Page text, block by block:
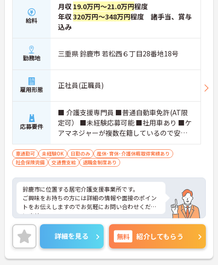
給料
月収 19.0万円～21.0万円程度
年収320万円～348万円程度 諸手当、賞与
込み
勤務地 三重県 鈴鹿市 若松西６丁目28番地18号
雇用形態 正社員(正職員)
応募要件
■ 介護支援専門員 ■普通自動車免許(AT限
定可） ■未経験応募可能 ■社用車あり ■ケ
アマネジャーが複数在籍しているので安心
して働ける環境
車通勤可 未経験OK 日勤のみ
産休･育休･介護休暇取得実績あり
社会保険完備
交通費支給 退職金制度あり
鈴鹿市に位置する居宅介護支援事業所です。
ご興味をお持ちの方には詳細の情報や面接のポイン
トをお伝えしますのでお気軽にお問い合わせくださ
いませ。
詳細を見る 無料 紹介してもらう